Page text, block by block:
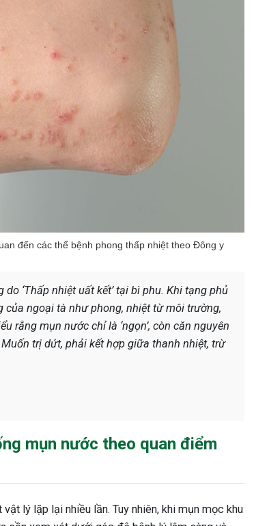
đến các thể bệnh phong thấp nhiệt theo Đông y
‘Thấp nhiệt uất kết’ tại bì phu. Khi tạng phủ
của ngoại tà như phong, nhiệt từ môi trường,
rằng mụn nước chỉ là ‘ngọn’, còn căn nguyên
trị dứt, phải kết hợp giữa thanh nhiệt, trừ
mụn nước theo quan điểm
lý lặp lại nhiều lần. Tuy nhiên, khi mụn mọc khu